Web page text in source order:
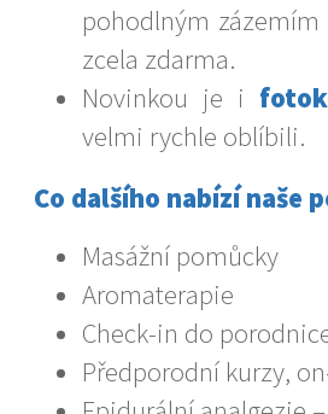
pohodlným
zcela zdarma.
Novinkou je i
velmi rychle oblíbili.
Co dalšího nabízí naše
Masážní pomůcky
Aromaterapie
Check-in do
Předporodní kurzy,